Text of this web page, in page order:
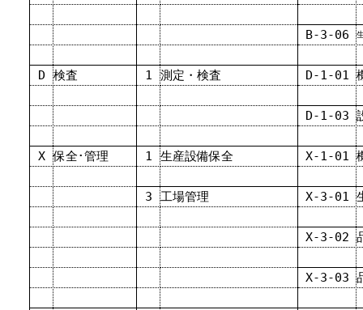
B-3-06
D 検査 1 測定・検査 D-1-01
D-1-03
X 保全･管理 1 生産設備保全 X-1-01
3 工場管理 X-3-01
X-3-02
X-3-03